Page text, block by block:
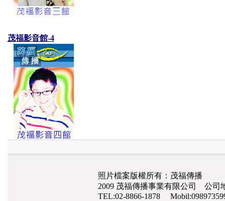
茂福影音館-4
照片檔案版權所有：茂福傳播
2009 茂福傳播事業有限公司 公司
TEL:02-8866-1878